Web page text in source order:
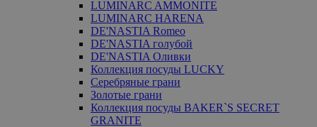
LUMINARC AMMONITE
LUMINARC HARENA
DE'NASTIA Romeo
DE'NASTIA голубой
DE'NASTIA Оливки
Коллекция посуды LUCKY
Серебряные грани
Золотые грани
Коллекция посуды BAKER`S SECRET
GRANITE